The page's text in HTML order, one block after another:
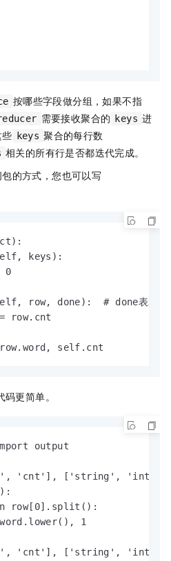
按哪些字段做分组，如果不指
需要接收聚合的 keys 进
keys 聚合的每行数
相关的所有行是否都迭代完成。
的方式，您也可以写
keys):
0
row, done):  # done表示这
row.cnt
self.cnt
更简单。
output
'cnt'], ['string', 'int'])
row[0].split():
1
'cnt'], ['string', 'int'])